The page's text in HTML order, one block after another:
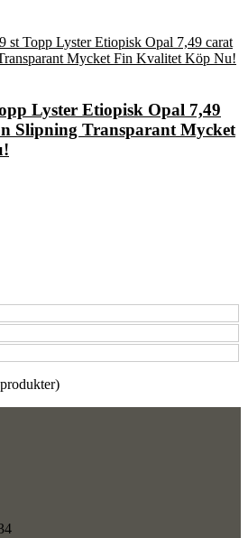
Lyster Etiopisk Opal 7,49
Slipning Transparant Mycket
produkter)